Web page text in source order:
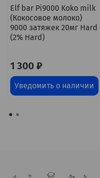
Elf bar Pi9000 Koko milk
(Кокосовое молоко)
9000 затяжек 20мг Hard
(2% Hard)
1 300 ₽
Уведомить о наличии